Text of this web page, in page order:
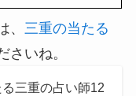
、 三重の当たる
さいね。
三重の占い師12